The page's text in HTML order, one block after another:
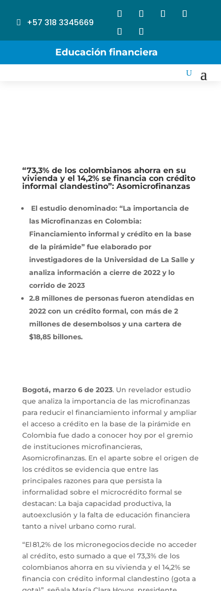
+57 318 3345669
Educación financiera
“73,3% de los colombianos ahorra en su
vivienda y el 14,2% se financia con crédito
informal clandestino”: Asomicrofinanzas
El estudio denominado: “La importancia de
las Microfinanzas en Colombia:
Financiamiento informal y crédito en la base
de la pirámide” fue elaborado por
investigadores de la Universidad de La Salle y
analiza información a cierre de 2022 y lo
corrido de 2023
2.8 millones de personas fueron atendidas en
2022 con un crédito formal, con más de 2
millones de desembolsos y una cartera de
$18,85 billones.
Bogotá, marzo 6 de 2023. Un revelador estudio
que analiza la importancia de las microfinanzas
para reducir el financiamiento informal y ampliar
el acceso a crédito en la base de la pirámide​ en
Colombia fue dado a conocer hoy por el gremio
de instituciones microfinancieras,
Asomicrofinanzas. En el aparte sobre el origen de
los créditos se evidencia que entre las
principales razones para que persista la
informalidad sobre el microcrédito formal se
destacan: La baja capacidad productiva, la
autoexclusión y la falta de educación financiera
tanto a nivel urbano como rural.
“El 81,2% de los micronegocios decide no acceder
al crédito, esto sumado a que el 73,3% de los
colombianos ahorra en su vivienda y el 14,2% se
financia con crédito informal clandestino (gota a